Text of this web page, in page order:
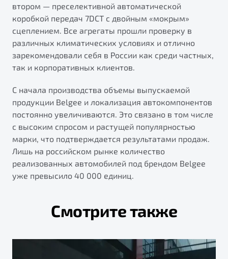
втором — преселективной автоматической
коробкой передач 7DCT с двойным «мокрым»
сцеплением. Все агрегаты прошли проверку в
различных климатических условиях и отлично
зарекомендовали себя в России как среди частных,
так и корпоративных клиентов.
С начала производства объемы выпускаемой
продукции Belgee и локализация автокомпонентов
постоянно увеличиваются. Это связано в том числе
с высоким спросом и растущей популярностью
марки, что подтверждается результатами продаж.
Лишь на российском рынке количество
реализованных автомобилей под брендом Belgee
уже превысило 40 000 единиц.
Смотрите также